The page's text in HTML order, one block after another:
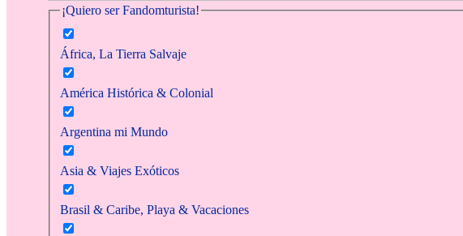
¡Quiero ser Fandomturista!
África, La Tierra Salvaje
América Histórica & Colonial
Argentina mi Mundo
Asia & Viajes Exóticos
Brasil & Caribe, Playa & Vacaciones